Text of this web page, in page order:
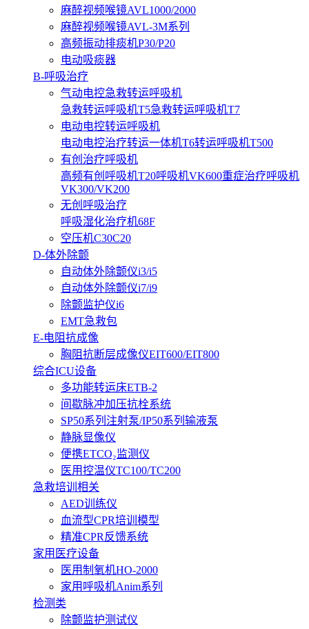
麻醉视频喉镜AVL1000/2000
麻醉视频喉镜AVL-3M系列
高频振动排痰机P30/P20
电动吸痰器
B-呼吸治疗
气动电控急救转运呼吸机
急救转运呼吸机T5急救转运呼吸机T7
电动电控转运呼吸机
电动电控治疗转运一体机T6转运呼吸机T500
有创治疗呼吸机
高频有创呼吸机T20呼吸机VK600重症治疗呼吸机
VK300/VK200
无创呼吸治疗
呼吸湿化治疗机68F
空压机C30C20
D-体外除颤
自动体外除颤仪i3/i5
自动体外除颤仪i7/i9
除颤监护仪i6
EMT急救包
E-电阻抗成像
胸阻抗断层成像仪EIT600/EIT800
综合ICU设备
多功能转运床ETB-2
间歇脉冲加压抗栓系统
SP50系列注射泵/IP50系列输液泵
静脉显像仪
便携ETCO₂监测仪
医用控温仪TC100/TC200
急救培训相关
AED训练仪
血流型CPR培训模型
精准CPR反馈系统
家用医疗设备
医用制氧机HO-2000
家用呼吸机Anim系列
检测类
除颤监护测试仪